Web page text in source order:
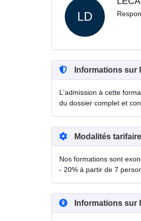
LD
Informations sur
L'admission à cette
du dossier complet et
Modalités
Nos formations sont
- 20% à partir de 7
Informations sur